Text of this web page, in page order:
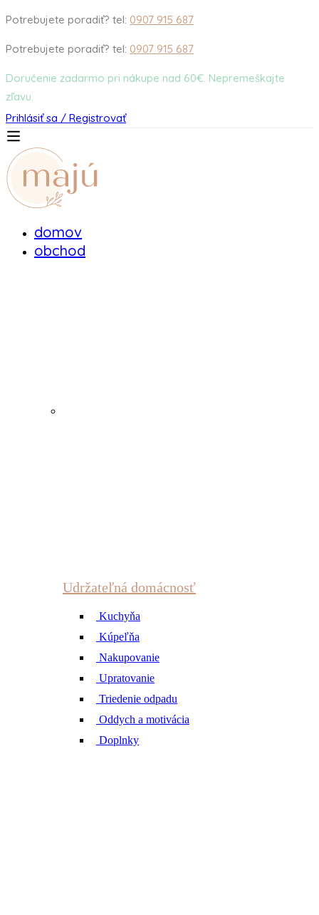
Potrebujete poradiť? tel: 0907 915 687
Potrebujete poradiť? tel: 0907 915 687
Doručenie zadarmo pri nákupe nad 60€. Nepremeškajte
zľavu.
Prihlásiť sa / Registrovať
domov
obchod
Udržateľná domácnosť
Kuchyňa
Kúpeľňa
Nakupovanie
Upratovanie
Triedenie odpadu
Oddych a motivácia
Doplnky